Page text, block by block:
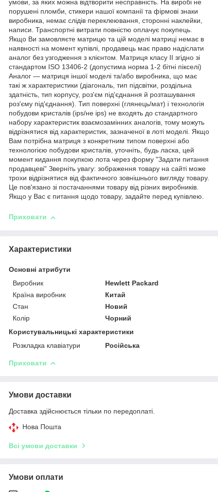
умови, за яких можна відтворити несправність. На виробі не
порушені пломби, стикери нашої компанії та фірмові знаки
виробника, немає слідів переклеювання, сторонні наклейки,
написи. Транспортні витрати повністю оплачує покупець.
Якщо Ви замовляєте матрицю та цій моделі матриці немає в
наявності на момент купівлі, продавець має право надіслати
аналог без узгодження з клієнтом. Матриця класу II згідно зі
стандартом ISO 13406-2 (допустима норма 1-2 бітні пікселі)
Аналог — матриця іншої моделі та/або виробника, що має
такі ж характеристики (діагональ, тип підсвітки, роздільна
здатність, тип корпусу, роз'єм під'єднання й розташування
роз'єму під'єднання). Тип поверхні (глянець/мат) і технологія
побудови кристалів (ips/не ips) не входять до стандартного
набору характеристик взаємозамінних аналогів, тому можуть
відрізнятися від характеристик, зазначеної в лоті моделі. Якщо
Вам потрібна матриця з конкретним типом поверхні або
технологією побудови кристалів, уточніть, будь ласка, цей
момент кидання покупкою лота через форму "Задати питання
продавцеві" Зверніть увагу: зображення товару на сайті може
трохи відрізнятися від фактичного зовнішнього вигляду товару.
Це пов'язано зі постачаннями товару від різних виробників.
Якщо у Вас є питання щодо товару, задайте перед купівлею.
Приховати
Характеристики
Основні атрибути
Виробник
Hewlett Packard
Країна виробник
Китай
Стан
Новий
Колір
Чорний
Користувальницькі характеристики
Розкладка клавіатури
Російська
Приховати
Умови доставки
Доставка здійснюється тільки по передоплаті.
Нова Пошта
Всі умови доставки
Умови оплати